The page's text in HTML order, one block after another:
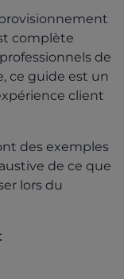
complète
de
ce guide est un
client
des exemples
de ce que
lors du